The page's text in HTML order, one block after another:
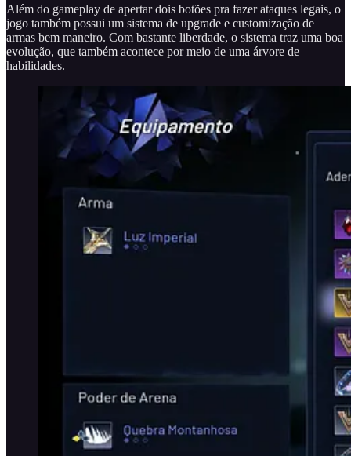
Além do gameplay de apertar dois botões pra fazer ataques legais, o
jogo também possui um sistema de upgrade e customização de
armas bem maneiro. Com bastante liberdade, o sistema traz uma boa
evolução, que também acontece por meio de uma árvore de
habilidades.